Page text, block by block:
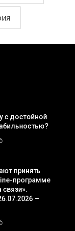
с достойной
принять
программе
—